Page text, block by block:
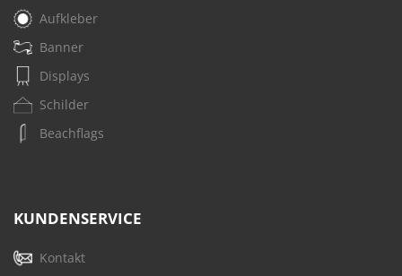
Aufkleber
Banner
Displays
Schilder
Beachflags
KUNDENSERVICE
Kontakt